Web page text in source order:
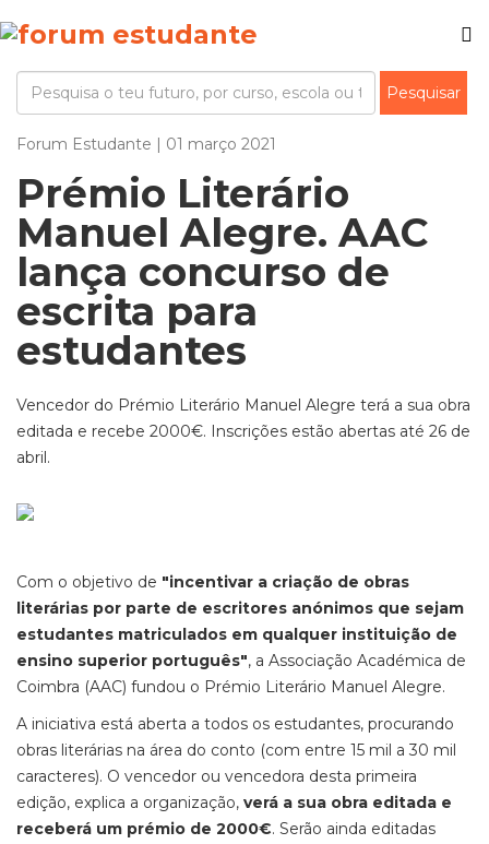
Forum Estudante | 01 março 2021
Prémio Literário
Manuel Alegre. AAC
lança concurso de
escrita para
estudantes
Vencedor do Prémio Literário Manuel Alegre terá a sua obra
editada e recebe 2000€. Inscrições estão abertas até 26 de
abril.
Com o objetivo de "incentivar a criação de obras
literárias por parte de escritores anónimos que sejam
estudantes matriculados em qualquer instituição de
ensino superior português", a Associação Académica de
Coimbra (AAC) fundou o Prémio Literário Manuel Alegre.
A iniciativa está aberta a todos os estudantes, procurando
obras literárias na área do conto (com entre 15 mil a 30 mil
caracteres). O vencedor ou vencedora desta primeira
edição, explica a organização, verá a sua obra editada e
receberá um prémio de 2000€. Serão ainda editadas